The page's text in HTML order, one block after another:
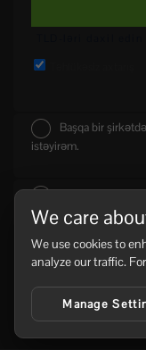
Başqa bir
istəyirəm.
Sadəcə
We care
We use cookies to
analyze our traffic.
Manage